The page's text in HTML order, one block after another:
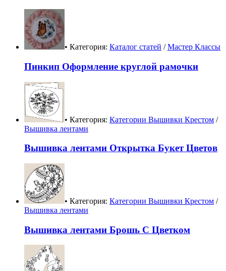
• Категория: Каталог статей /Мастер Классы
Пинкип Оформление круглой рамочки
• Категория: Категории Вышивки Крестом /
Вышивка лентами
Вышивка лентами Открытка Букет Цветов
• Категория: Категории Вышивки Крестом /
Вышивка лентами
Вышивка лентами Брошь С Цветком